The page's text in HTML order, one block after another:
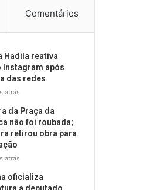
Comentários
Hadila reativa
Instagram após
das redes
atrás
da Praça da
não foi roubada;
retirou obra para
atrás
oficializa